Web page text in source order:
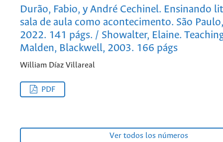
Durão, Fabio, y André Cechinel. Ensinando
sala de aula como acontecimento. São
2022. 141 págs. / Showalter, Elaine.
Malden, Blackwell, 2003. 166 págs
William Díaz Villareal
PDF
Ver todos los números